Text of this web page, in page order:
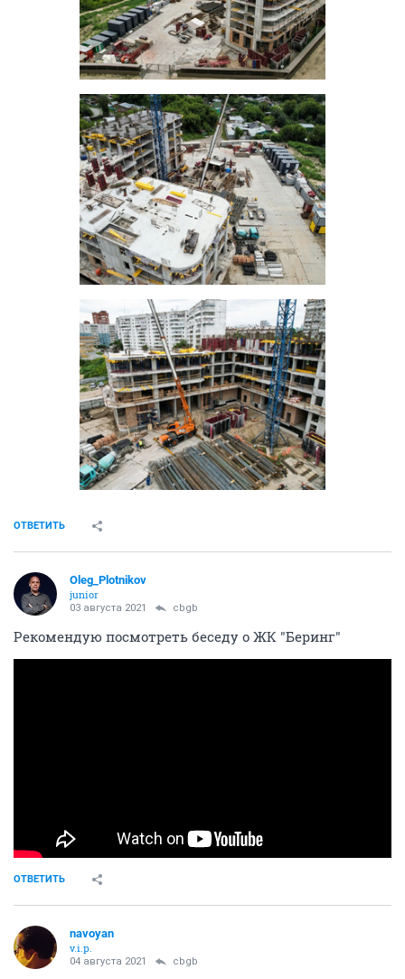
ОТВЕТИТЬ
Oleg_Plotnikov
junior
03 августа 2021 cbgb
Рекомендую посмотреть беседу о ЖК "Беринг"
ОТВЕТИТЬ
navoyan
v.i.p.
04 августа 2021 cbgb